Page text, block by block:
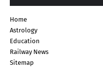
Home
Astrology
Education
Railway News
Sitemap